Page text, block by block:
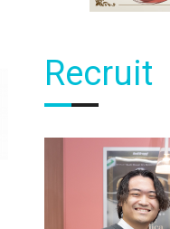
Recruit